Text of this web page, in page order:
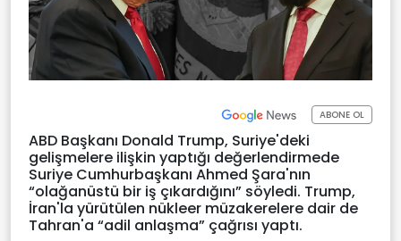
ABONE OL
ABD Başkanı Donald Trump, Suriye'deki
gelişmelere ilişkin yaptığı değerlendirmede
Suriye Cumhurbaşkanı Ahmed Şara'nın
“olağanüstü bir iş çıkardığını” söyledi. Trump,
İran'la yürütülen nükleer müzakerelere dair de
Tahran'a “adil anlaşma” çağrısı yaptı.